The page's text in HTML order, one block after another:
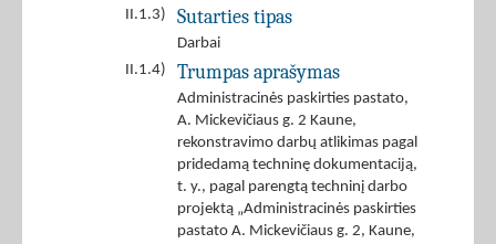
II.1.3)
Sutarties tipas
Darbai
II.1.4)
Trumpas aprašymas
Administracinės paskirties pastato,
A. Mickevičiaus g. 2 Kaune,
rekonstravimo darbų atlikimas pagal
pridedamą techninę dokumentaciją,
t. y., pagal parengtą techninį darbo
projektą „Administracinės paskirties
pastato A. Mickevičiaus g. 2, Kaune,